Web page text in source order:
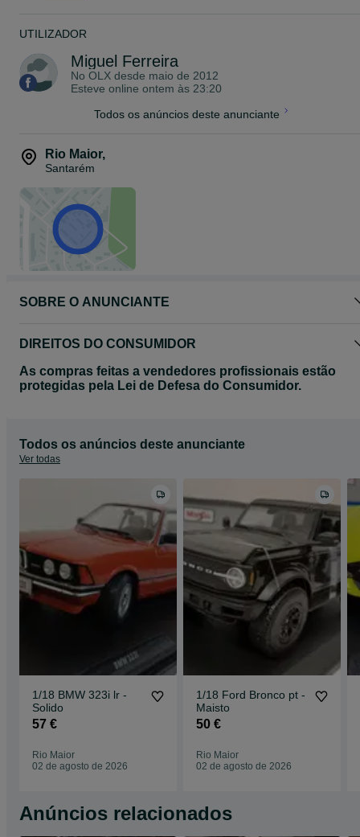
- Envio por transportadora €6.00
- Envio á cobrança €9.00
UTILIZADOR
Miguel Ferreira
No OLX desde maio de 2012
Esteve online ontem às 23:20
Todos os anúncios deste anunciante
Rio Maior,
Santarém
SOBRE O ANUNCIANTE
DIREITOS DO CONSUMIDOR
As compras feitas a vendedores profissionais estão
protegidas pela Lei de Defesa do Consumidor.
Todos os anúncios deste anunciante
Ver todas
1/18 BMW 323i lr -
Solido
57 €
Rio Maior
02 de agosto de 2026
1/18 Ford Bronco pt -
Maisto
50 €
Rio Maior
02 de agosto de 2026
Anúncios relacionados